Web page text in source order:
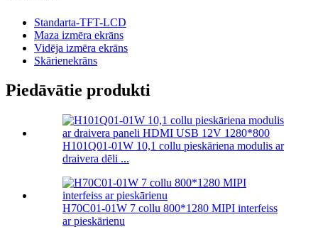
Standarta-TFT-LCD
Maza izmēra ekrāns
Vidēja izmēra ekrāns
Skārienekrāns
Piedāvātie produkti
H101Q01-01W 10,1 collu pieskāriena modulis ar
draivera dēli ...
H70C01-01W 7 collu 800*1280 MIPI interfeiss
ar pieskārienu